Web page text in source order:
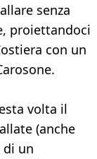
senza
proiettandoci
con un
volta il
(anche
di un